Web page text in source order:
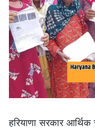
हरियाणा सरकार